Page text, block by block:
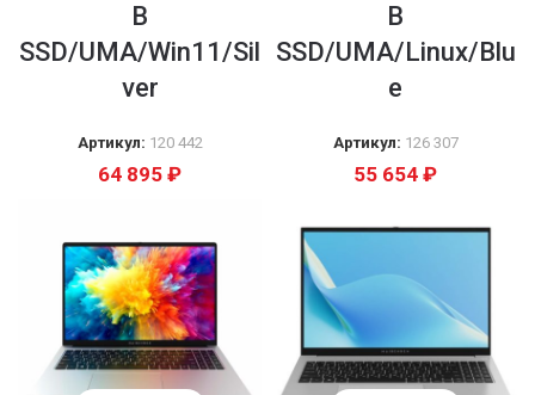
B
SSD/UMA/Win11/Sil
ver
Артикул: 120 442
64 895 ₽
B
SSD/UMA/Linux/Blu
e
Артикул: 126 307
55 654 ₽